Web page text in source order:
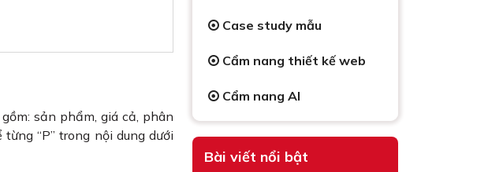
sản phẩm, giá cả, phân
“P” trong nội dung dưới
Case study mẫu
Cẩm nang thiết kế web
Cẩm nang AI
Bài viết nổi bật